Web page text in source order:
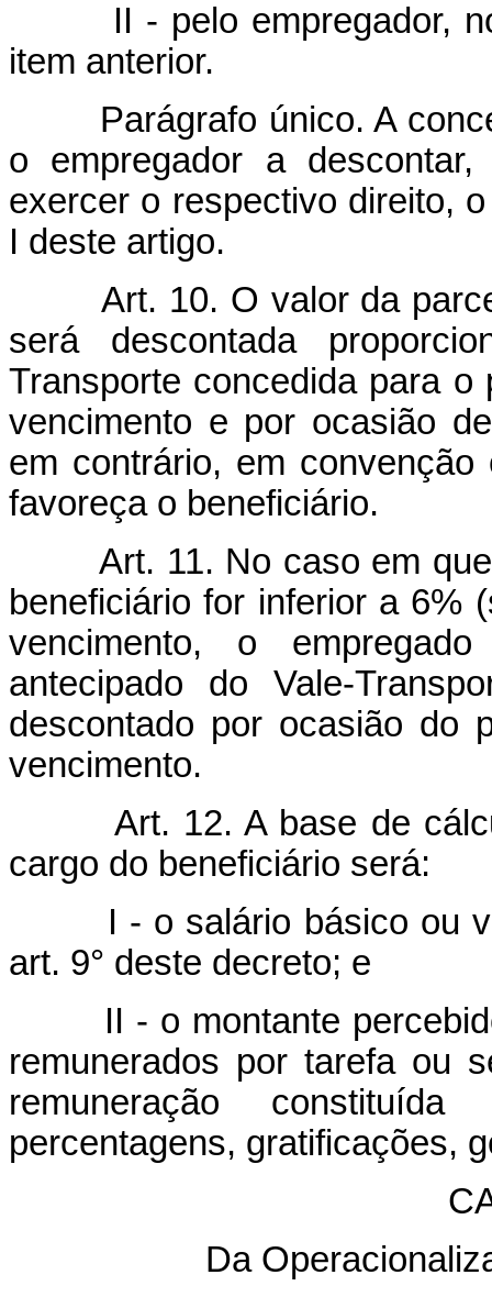
II - pelo empregador, no
item anterior.
Parágrafo único. A
o empregador a
exercer o respectivo direito,
I deste artigo.
Art. 10. O valor da
será descontada
Transporte concedida para
vencimento e por ocasião
em contrário, em
favoreça o beneficiário.
Art. 11. No caso em
beneficiário for inferior a 6%
vencimento, o
antecipado do Vale-
descontado por ocasião do
vencimento.
Art. 12. A base de
cargo do beneficiário será:
I - o salário básico ou
art. 9° deste decreto; e
II - o montante percebido
remunerados por tarefa ou
remuneração
percentagens, gratificações,
Da